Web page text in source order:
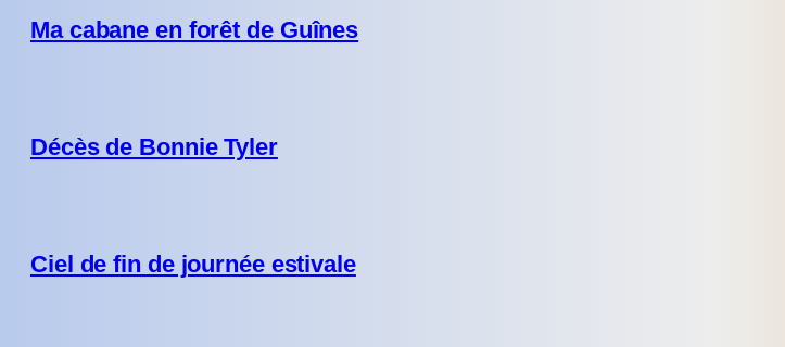
Ma cabane en forêt de Guînes
Décès de Bonnie Tyler
Ciel de fin de journée estivale